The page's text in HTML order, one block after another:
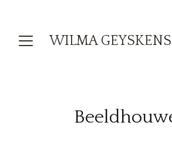
WILMA GEYSKENS